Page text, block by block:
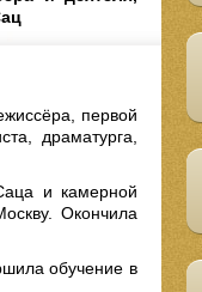
первой
драматурга,
и камерной
Окончила
обучение в